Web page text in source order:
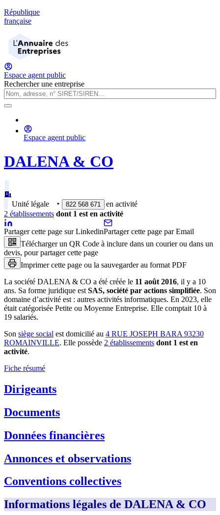
République
française
Espace agent public
Rechercher une entreprise
Espace agent public
DALENA & CO
Unité légale ‣ 822 568 671
en activité
2 établissements dont 1 est en activité
Partager cette page sur LinkedinPartager cette page par Email
Télécharger un QR Code à inclure dans un courier ou dans un
devis, pour partager cette page
Imprimer cette page ou la sauvegarder au format PDF
La société DALENA & CO a été créée le 11 août 2016, il y a 10
ans. Sa forme juridique est SAS, société par actions simplifiée. Son
domaine d’activité est : autres activités informatiques. En 2023, elle
était catégorisée Petite ou Moyenne Entreprise. Elle comptait 10 à
19 salariés.
Son siège social est domicilié au 4 RUE JOSEPH BARA 93230
ROMAINVILLE. Elle possède 2 établissements dont 1 est en
activité.
Fiche résumé
Dirigeants
Documents
Données financières
Annonces et observations
Conventions collectives
Informations légales de DALENA & CO